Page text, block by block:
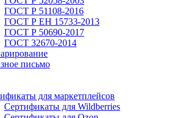
ГОСТ Р 51108-2016
ГОСТ Р ЕН 15733-2013
ГОСТ Р 50690-2017
ГОСТ 32670-2014
письмо
для маркетплейсов
Сертификаты для Wildberries